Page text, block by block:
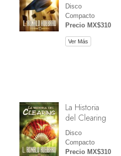
Disco
Compacto
Precio MX$310
Ver Más
La Historia
del Clearing
Disco
Compacto
Precio MX$310